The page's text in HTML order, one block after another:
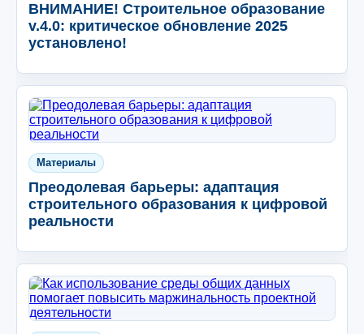
ВНИМАНИЕ! Строительное образование
v.4.0: критическое обновление 2025
установлено!
Материалы
Преодолевая барьеры: адаптация
строительного образования к цифровой
реальности